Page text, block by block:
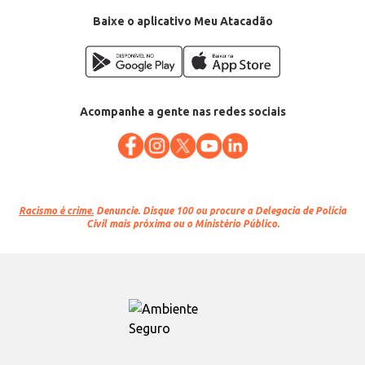
EAN: 7896496940325Baixe o aplicativo Meu Atacadão
Acompanhe a gente nas redes sociais
Racismo é crime. Denuncie. Disque 100 ou procure a Delegacia de Polícia
Civil mais próxima ou o Ministério Público.